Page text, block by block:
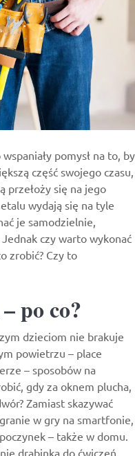
pomysł na to, by
część swojego czasu,
przełoży się na jego
wydają się na tyle
je samodzielnie,
czy warto wykonać
zrobić? Czy to
po co?
dzieciom nie brakuje
powietrzu – place
– sposobów na
gdy za oknem plucha,
Zamiast skazywać
w gry na smartfonie,
– także w domu.
drabinka do ćwiczeń.